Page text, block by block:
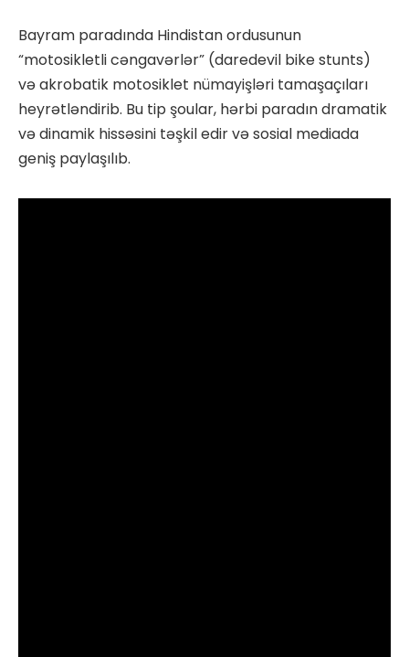
Bayram paradında Hindistan ordusunun
“motosikletli cəngavərlər” (daredevil bike stunts)
və akrobatik motosiklet nümayişləri tamaşaçıları
heyrətləndirib. Bu tip şoular, hərbi paradın dramatik
və dinamik hissəsini təşkil edir və sosial mediada
geniş paylaşılıb.